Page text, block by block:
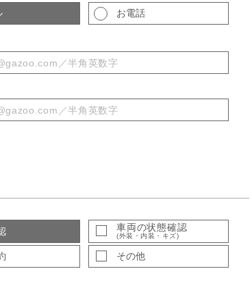
お電話
車両の状態確認
(外装・内装・キズ)
その他